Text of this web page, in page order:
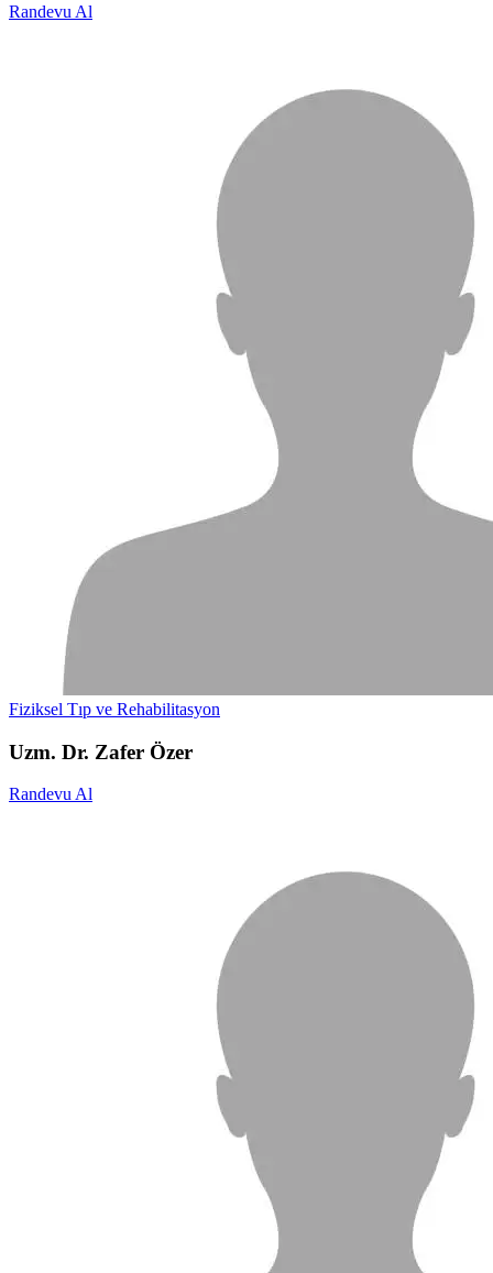
Randevu Al
Fiziksel Tıp ve Rehabilitasyon
Uzm. Dr. Zafer Özer
Randevu Al